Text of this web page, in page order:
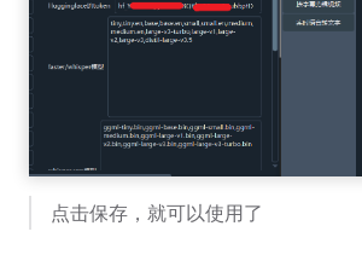
点击保存，就可以使用了